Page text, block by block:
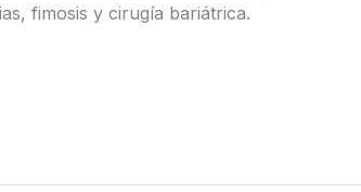
fimosis y cirugía bariátrica.